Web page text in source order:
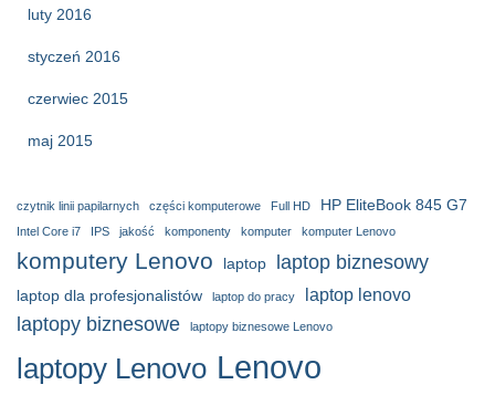
luty 2016
styczeń 2016
czerwiec 2015
maj 2015
czytnik linii papilarnych części komputerowe Full HD HP EliteBook 845 G7
Intel Core i7 IPS jakość komponenty komputer komputer Lenovo
komputery Lenovo laptop laptop biznesowy
laptop dla profesjonalistów laptop do pracy laptop lenovo
laptopy biznesowe laptopy biznesowe Lenovo
laptopy Lenovo Lenovo